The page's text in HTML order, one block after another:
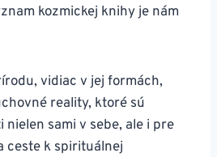
kozmickej knihy je nám
vidiac v jej formách,
reality, ktoré sú
sami v sebe, ale i pre
ceste k spirituálnej